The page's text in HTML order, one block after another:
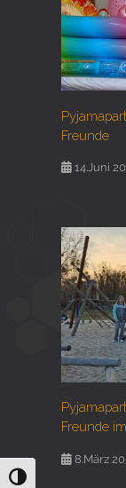
Umschalten auf
Freunde
14.Juni
Freunde
8.März